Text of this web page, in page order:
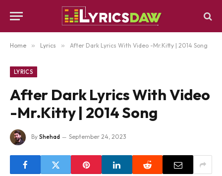
Home » Lyrics » After Dark Lyrics With Video -Mr.Kitty | 2014 Song
LYRICS
After Dark Lyrics With Video
-Mr.Kitty | 2014 Song
By Shehad September 24, 2023